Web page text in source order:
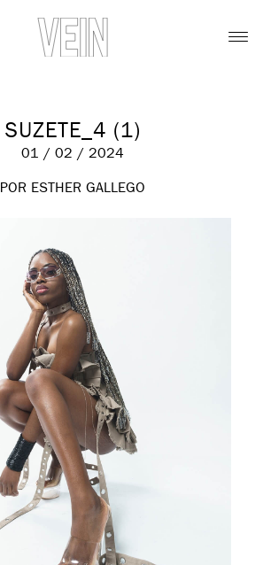
SUZETE_4 (1)
01 / 02 / 2024
POR ESTHER GALLEGO